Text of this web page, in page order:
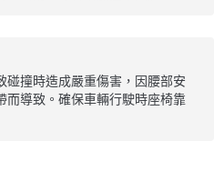
碰撞時造成嚴重傷害，因腰部安
而導致。確保車輛行駛時座椅靠